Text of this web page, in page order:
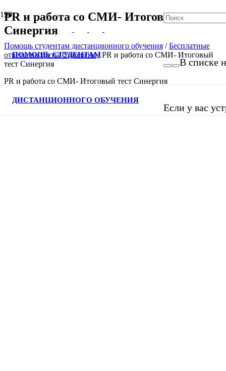
ПОМОЩЬ СТУДЕНТАМ
ДИСТАНЦИОННОГО ОБУЧЕНИЯ
В списке
Если у вас
PR и работа со СМИ- Итоговый тест
Синергия
Помощь студентам дистанционного обучения /Бесплатные
ответы на тесты Синергия/PR и работа со СМИ- Итоговый
тест Синергия
PR и работа со СМИ- Итоговый тест Синергия